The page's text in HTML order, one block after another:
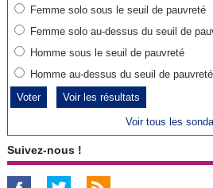
Femme solo sous le seuil de pauvreté
Femme solo au-dessus du seuil de
Homme sous le seuil de pauvreté
Homme au-dessus du seuil de pauvreté
Voir les résultats
Voir tous les
Suivez-nous !